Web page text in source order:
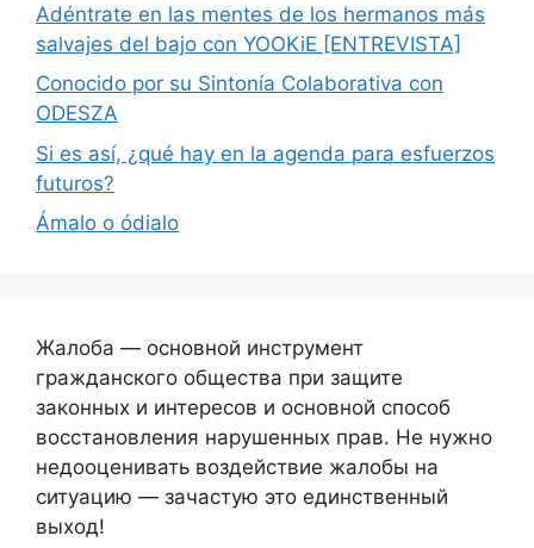
Adéntrate en las mentes de los hermanos más
salvajes del bajo con YOOKiE [ENTREVISTA]
Conocido por su Sintonía Colaborativa con
ODESZA
Si es así, ¿qué hay en la agenda para esfuerzos
futuros?
Ámalo o ódialo
Жалоба — основной инструмент
гражданского общества при защите
законных и интересов и основной способ
восстановления нарушенных прав. Не нужно
недооценивать воздействие жалобы на
ситуацию — зачастую это единственный
выход!